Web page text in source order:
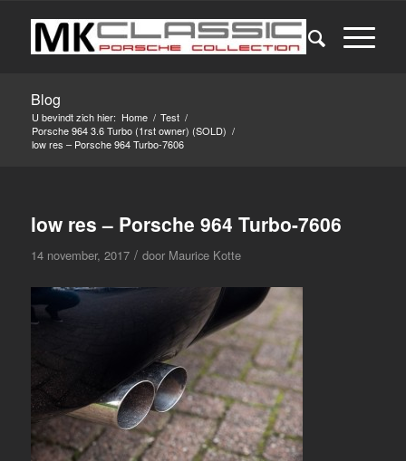
Blog
U bevindt zich hier: Home / Test /
Porsche 964 3.6 Turbo (1rst owner) (SOLD) /
low res – Porsche 964 Turbo-7606
low res – Porsche 964 Turbo-7606
14 november, 2017 / door Maurice Kotte